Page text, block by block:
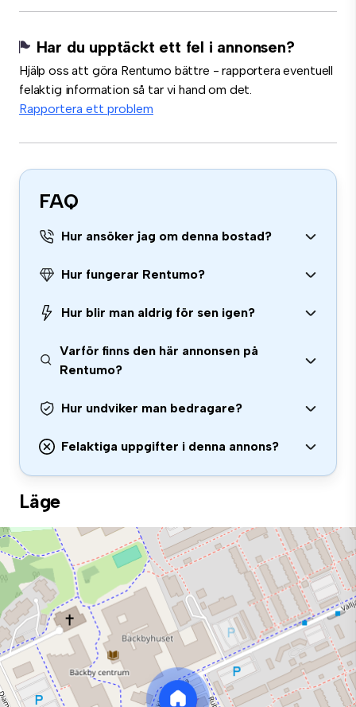
Har du upptäckt ett fel i annonsen?
Hjälp oss att göra Rentumo bättre - rapportera eventuell
felaktig information så tar vi hand om det.
Rapportera ett problem
FAQ
Hur ansöker jag om denna bostad?
Hur fungerar Rentumo?
Hur blir man aldrig för sen igen?
Varför finns den här annonsen på
Rentumo?
Hur undviker man bedragare?
Felaktiga uppgifter i denna annons?
Läge